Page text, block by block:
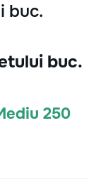
buc.
buc.
250